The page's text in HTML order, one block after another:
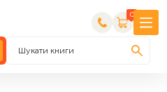
0
Шукати книги